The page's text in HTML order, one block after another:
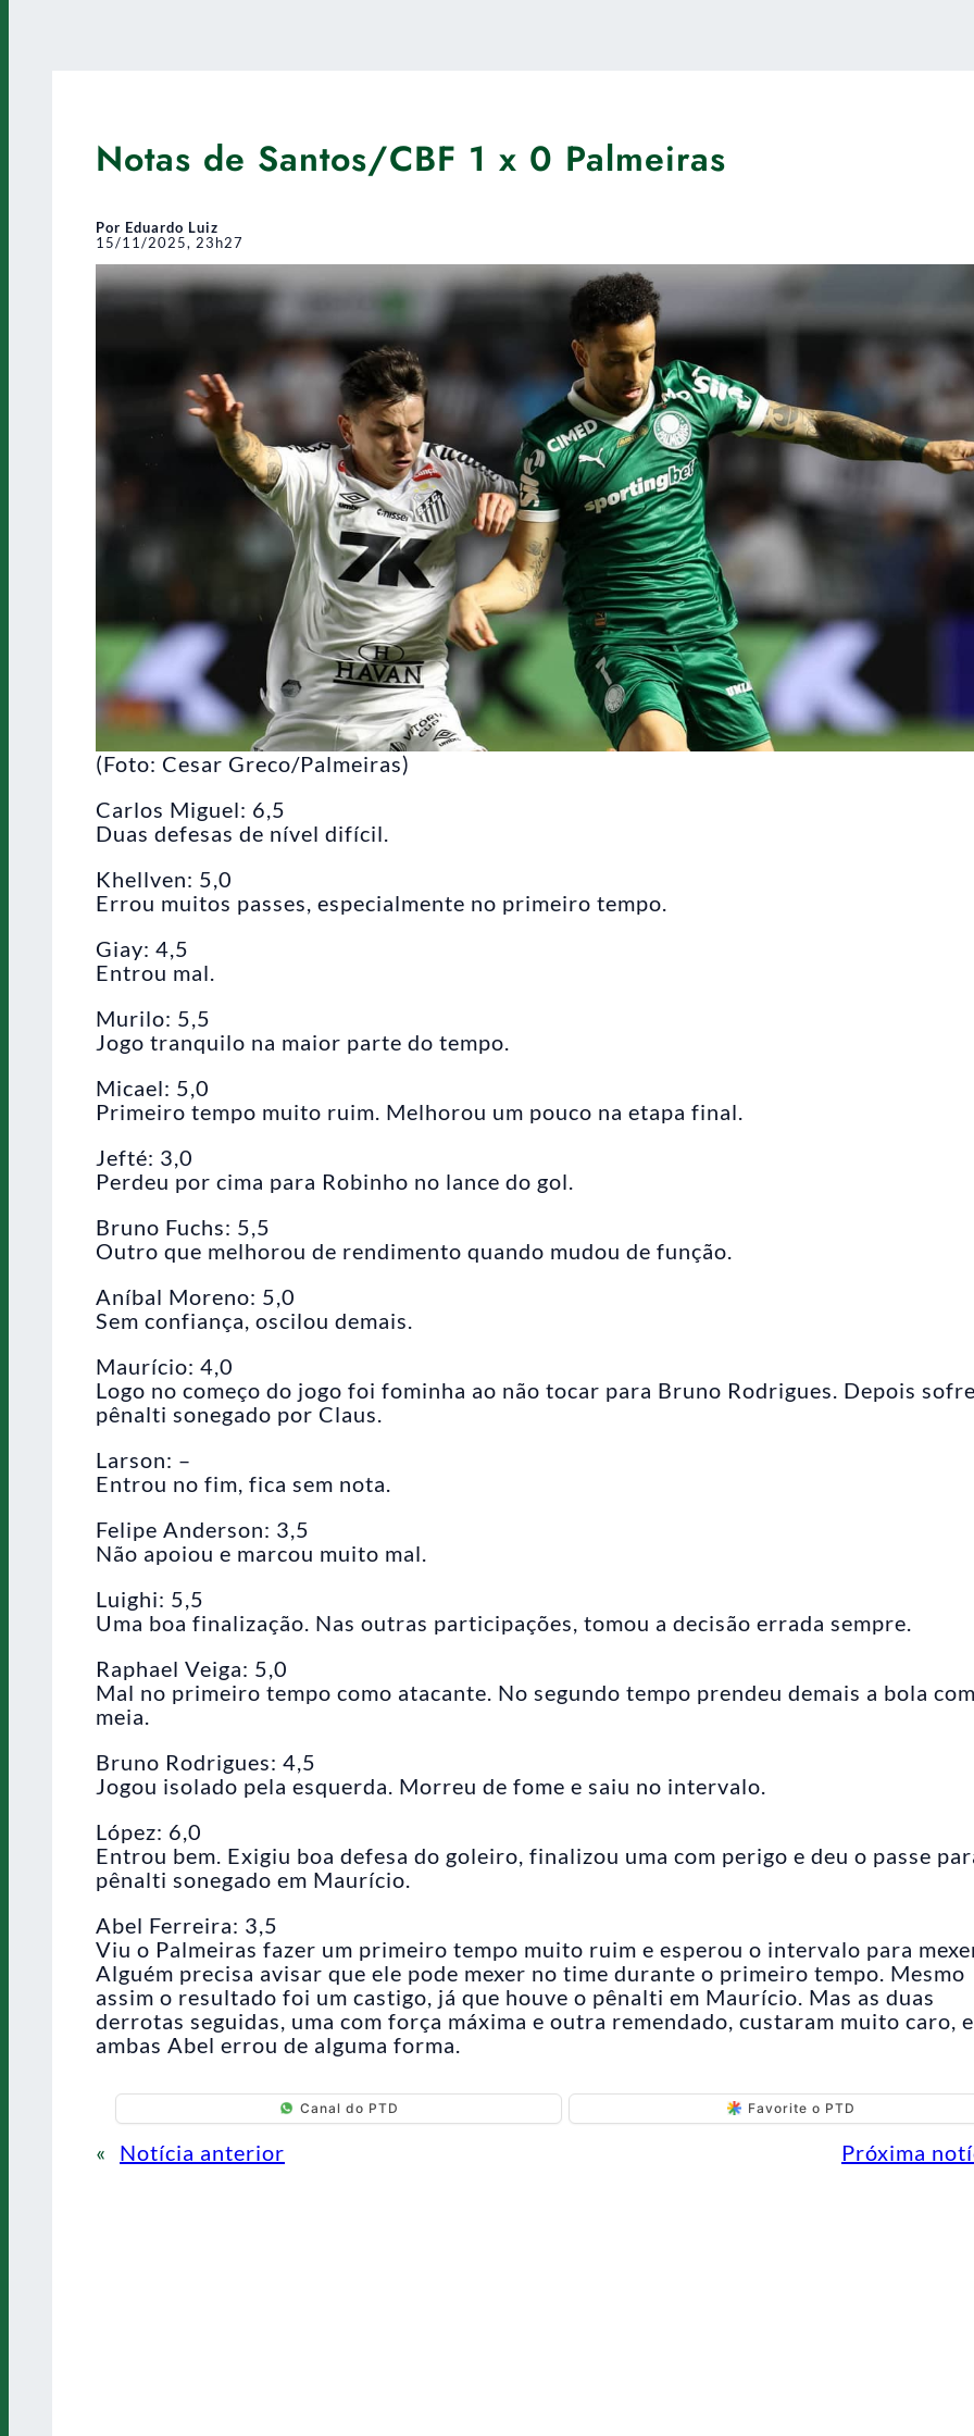
Notas de Santos/CBF 1 x 0 Palmeiras
Por Eduardo Luiz
15/11/2025, 23h27
(Foto: Cesar Greco/Palmeiras)
Carlos Miguel: 6,5
Duas defesas de nível difícil.
Khellven: 5,0
Errou muitos passes, especialmente no primeiro tempo.
Giay: 4,5
Entrou mal.
Murilo: 5,5
Jogo tranquilo na maior parte do tempo.
Micael: 5,0
Primeiro tempo muito ruim. Melhorou um pouco na etapa final.
Jefté: 3,0
Perdeu por cima para Robinho no lance do gol.
Bruno Fuchs: 5,5
Outro que melhorou de rendimento quando mudou de função.
Aníbal Moreno: 5,0
Sem confiança, oscilou demais.
Maurício: 4,0
Logo no começo do jogo foi fominha ao não tocar para Bruno Rodrigues. Depois
pênalti sonegado por Claus.
Larson: –
Entrou no fim, fica sem nota.
Felipe Anderson: 3,5
Não apoiou e marcou muito mal.
Luighi: 5,5
Uma boa finalização. Nas outras participações, tomou a decisão errada sempre.
Raphael Veiga: 5,0
Mal no primeiro tempo como atacante. No segundo tempo prendeu demais a bola
meia.
Bruno Rodrigues: 4,5
Jogou isolado pela esquerda. Morreu de fome e saiu no intervalo.
López: 6,0
Entrou bem. Exigiu boa defesa do goleiro, finalizou uma com perigo e deu o passe
pênalti sonegado em Maurício.
Abel Ferreira: 3,5
Viu o Palmeiras fazer um primeiro tempo muito ruim e esperou o intervalo para
Alguém precisa avisar que ele pode mexer no time durante o primeiro tempo. Mesmo
assim o resultado foi um castigo, já que houve o pênalti em Maurício. Mas as duas
derrotas seguidas, uma com força máxima e outra remendado, custaram muito caro,
ambas Abel errou de alguma forma.
Canal do PTD Favorite o PTD
« Notícia anterior Próxima